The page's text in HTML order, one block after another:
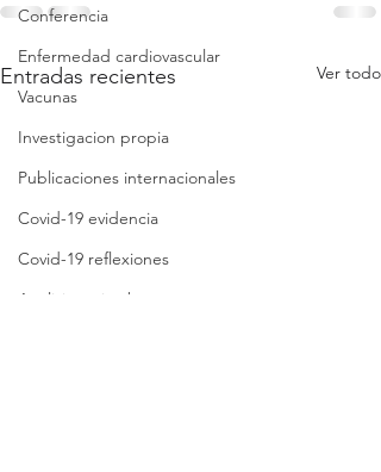
Conferencia
Enfermedad cardiovascular
Vacunas
Investigacion propia
Publicaciones internacionales
Covid-19 evidencia
Covid-19 reflexiones
Análisis crítico breve
Entradas recientes Ver todo